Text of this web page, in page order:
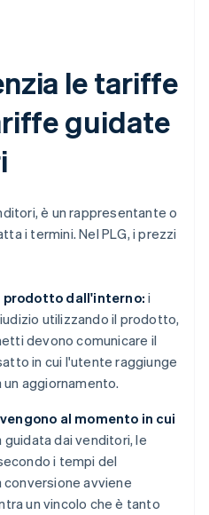
le tariffe
guidate
è un rappresentante o
i termini. Nel PLG, i prezzi
dall'interno:i
utilizzando il prodotto,
devono comunicare il
in cui l'utente raggiunge
aggiornamento.
al momento in cui
guidata dai venditori, le
i tempi del
conversione avviene
un vincolo che è tanto